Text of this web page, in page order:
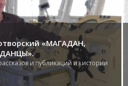
«МАГАДАН,
и публикаций из истории